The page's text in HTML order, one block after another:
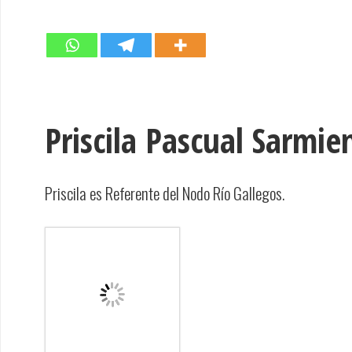
Priscila Pascual
Priscila es Referente del Nodo Río Gallegos.